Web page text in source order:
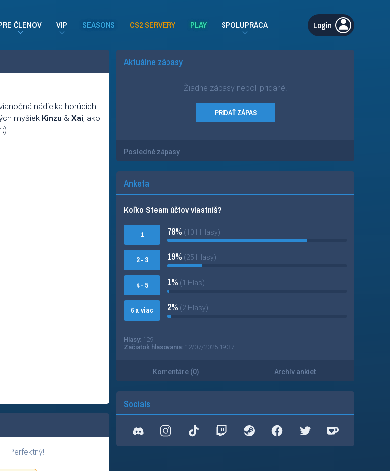
ČLENOV VIP SEASONS CS2 SERVERY PLAY SPOLUPRÁCA Login
nádielka horúcich
myšiek Kinzu & Xai, ako
;)
Perfektný!
Aktuálne zápasy
Žiadne zápasy neboli pridané.
PRIDAŤ ZÁPAS
Posledné zápasy
Anketa
Koľko Steam účtov vlastníš?
1
2 - 3
4 - 5
6 a viac
78% (101 Hlasy)
19% (25 Hlasy)
1% (1 Hlas)
2% (2 Hlasy)
Hlasy: 129
Začiatok hlasovania: 12/07/2025 19:37
Komentáre (0) Archív ankiet
Socials